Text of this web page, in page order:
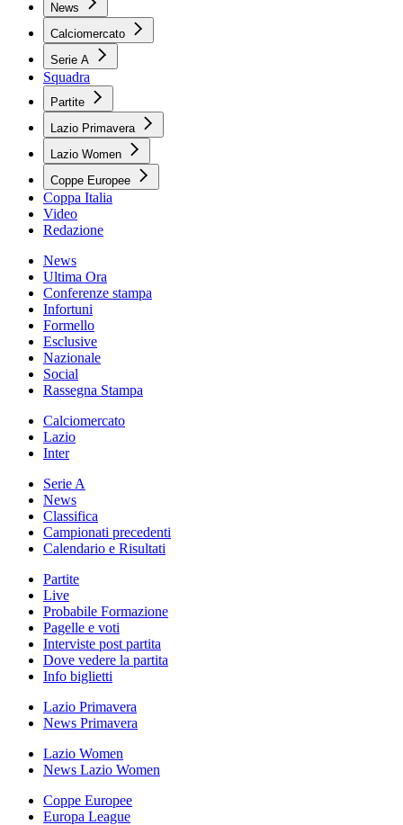
News
Calciomercato
Serie A
Squadra
Partite
Lazio Primavera
Lazio Women
Coppe Europee
Coppa Italia
Video
Redazione
News
Ultima Ora
Conferenze stampa
Infortuni
Formello
Esclusive
Nazionale
Social
Rassegna Stampa
Calciomercato
Lazio
Inter
Serie A
News
Classifica
Campionati precedenti
Calendario e Risultati
Partite
Live
Probabile Formazione
Pagelle e voti
Interviste post partita
Dove vedere la partita
Info biglietti
Lazio Primavera
News Primavera
Lazio Women
News Lazio Women
Coppe Europee
Europa League